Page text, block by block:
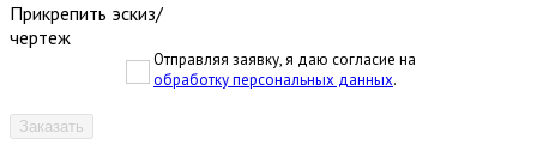
Прикрепить эскиз/
чертеж
Отправляя заявку, я даю согласие на
обработку персональных данных.
Заказать